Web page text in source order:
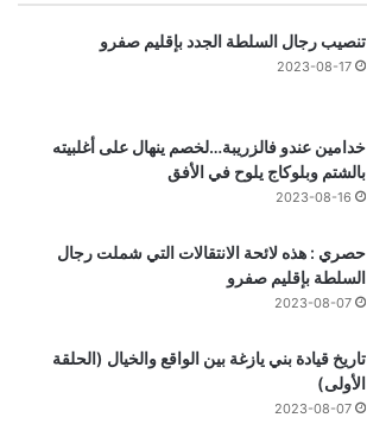
تنصيب رجال السلطة الجدد بإقليم صفرو
2023-08-17
خدامين عندو فالزريبة…لخصم ينهال على أغلبيته
بالشتم وبلوكاج يلوح في الأفق
2023-08-16
حصري : هذه لائحة الانتقالات التي شملت رجال
السلطة بإقليم صفرو
2023-08-07
تاريخ قيادة بني يازغة بين الواقع والخيال (الحلقة
الأولى)
2023-08-07